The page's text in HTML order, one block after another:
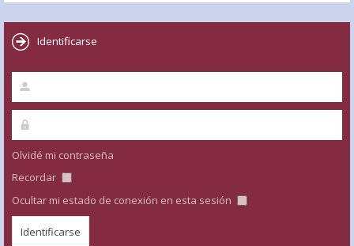
Identificarse
Olvidé mi contraseña
Recordar
Ocultar mi estado de conexión en esta sesión